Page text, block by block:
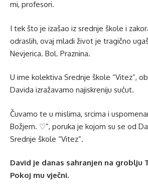
mi, profesori.
I tek što je izašao iz srednje škole i
odraslih, ovaj mladi život je tragično
Nevjerica. Bol. Praznina.
U ime kolektiva Srednje škole “Vitez”,
Davida izražavamo najiskreniju sućut.
Čuvamo te u mislima, srcima i
Božjem. ♡”, poruka je kojom su se od
Srednje škole “Vitez”.
David je danas sahranjen na groblju
Pokoj mu vječni.